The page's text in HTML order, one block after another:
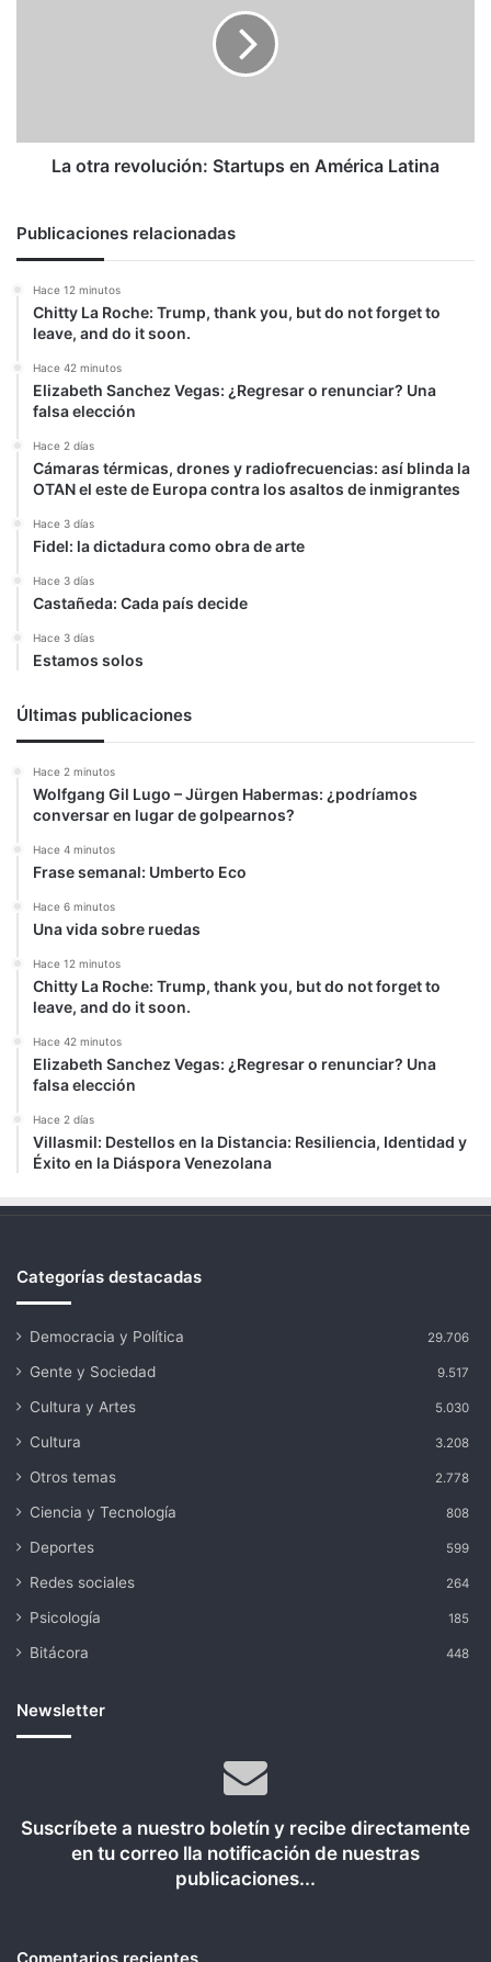
La otra revolución: Startups en América Latina
Publicaciones relacionadas
Hace 12 minutos
Chitty La Roche: Trump, thank you, but do not forget to
leave, and do it soon.
Hace 42 minutos
Elizabeth Sanchez Vegas: ¿Regresar o renunciar? Una
falsa elección
Hace 2 días
Cámaras térmicas, drones y radiofrecuencias: así blinda la
OTAN el este de Europa contra los asaltos de inmigrantes
Hace 3 días
Fidel: la dictadura como obra de arte
Hace 3 días
Castañeda: Cada país decide
Hace 3 días
Estamos solos
Últimas publicaciones
Hace 2 minutos
Wolfgang Gil Lugo – Jürgen Habermas: ¿podríamos
conversar en lugar de golpearnos?
Hace 4 minutos
Frase semanal: Umberto Eco
Hace 6 minutos
Una vida sobre ruedas
Hace 12 minutos
Chitty La Roche: Trump, thank you, but do not forget to
leave, and do it soon.
Hace 42 minutos
Elizabeth Sanchez Vegas: ¿Regresar o renunciar? Una
falsa elección
Hace 2 días
Villasmil: Destellos en la Distancia: Resiliencia, Identidad y
Éxito en la Diáspora Venezolana
Categorías destacadas
Democracia y Política 29.706
Gente y Sociedad 9.517
Cultura y Artes 5.030
Cultura 3.208
Otros temas 2.778
Ciencia y Tecnología 808
Deportes 599
Redes sociales 264
Psicología 185
Bitácora 448
Newsletter
Suscríbete a nuestro boletín y recibe directamente
en tu correo lla notificación de nuestras
publicaciones...